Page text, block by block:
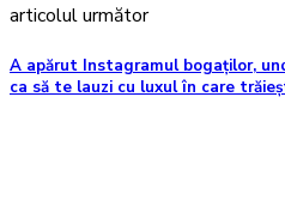
articolul următor
A apărut Instagramul bogaților,
ca să te lauzi cu luxul în care